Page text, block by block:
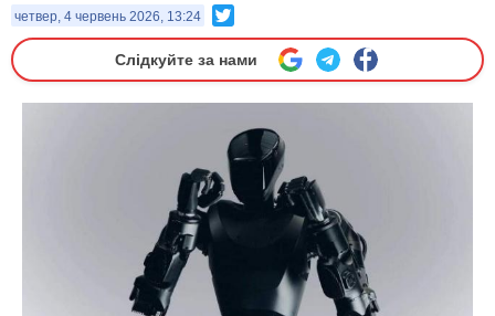
четвер, 4 червень 2026, 13:24
Слідкуйте за нами